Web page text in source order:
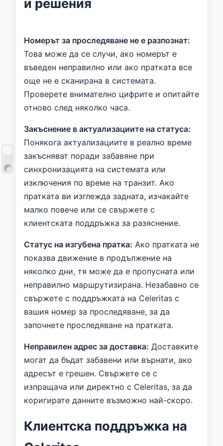
и решения
Номерът за проследяване не е разпознат:
Това може да се случи, ако номерът е
въведен неправилно или ако пратката все
още не е сканирана в системата.
Проверете внимателно цифрите и опитайте
отново след няколко часа.
Закъснение в актуализациите на статуса:
Понякога актуализациите в реално време
закъсняват поради забавяне при
синхронизацията на системата или
изключения по време на транзит. Ако
пратката ви изглежда задната, изчакайте
малко повече или се свържете с
клиентската поддръжка за разяснение.
Статус на изгубена пратка: Ако пратката не
показва движение в продължение на
няколко дни, тя може да е пропусната или
неправилно маршрутизирана. Незабавно се
свържете с поддръжката на Celeritas с
вашия номер за проследяване, за да
започнете проследяване на пратката.
Неправилен адрес за доставка: Доставките
могат да бъдат забавени или върнати, ако
адресът е грешен. Свържете се с
изпращача или директно с Celeritas, за да
коригирате данните възможно най-скоро.
Клиентска поддръжка на